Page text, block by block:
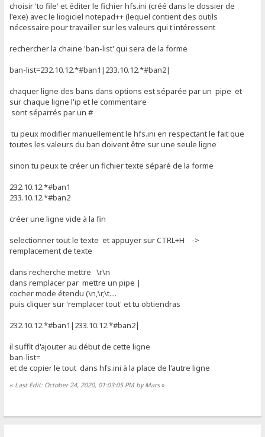
choisir 'to file' et éditer le fichier hfs.ini (créé dans le dossier de
l'exe) avec le liogiciel notepad++ (lequel contient des outils
nécessaire pour travailler sur les valeurs qui t'intéressent
rechercher la chaine 'ban-list' qui sera de la forme
ban-list=232.10.12.*#ban1|233.10.12.*#ban2|
chaquer ligne des bans dans options est séparée par un pipe et
sur chaque ligne l'ip et le commentaire
sont séparrés par un #
tu peux modifier manuellement le hfs.ini en respectant le fait que
toutes les valeurs du ban doivent être sur une seule ligne
sinon tu peux te créer un fichier texte séparé de la forme
232.10.12.*#ban1
233.10.12.*#ban2
créer une ligne vide à la fin
selectionner tout le texte et appuyer sur CTRL+H ->
remplacement de texte
dans recherche mettre \r\n
dans remplacer par mettre un pipe |
cocher mode étendu (\n,\r,\t....
puis cliquer sur 'remplacer tout' et tu obtiendras
232.10.12.*#ban1|233.10.12.*#ban2|
il suffit d'ajouter au début de cette ligne
ban-list=
et de copier le tout dans hfs.ini à la place de l'autre ligne
« Last Edit: October 24, 2020, 01:03:05 PM by Mars»